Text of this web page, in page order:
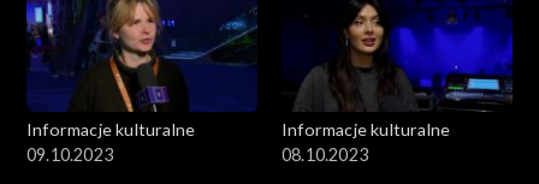
Informacje kulturalne
09.10.2023
Informacje kulturalne
08.10.2023